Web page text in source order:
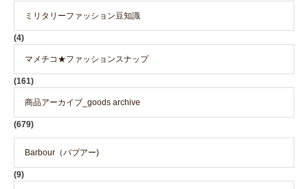
ミリタリーファッション豆知識
(4)
マメチコ★ファッションスナップ
(161)
商品アーカイブ_goods archive
(679)
Barbour（バブアー)
(9)